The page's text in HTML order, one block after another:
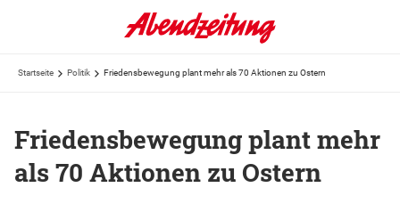
Startseite Politik Friedensbewegung plant mehr als 70 Aktionen zu Ostern
Friedensbewegung plant mehr
als 70 Aktionen zu Ostern